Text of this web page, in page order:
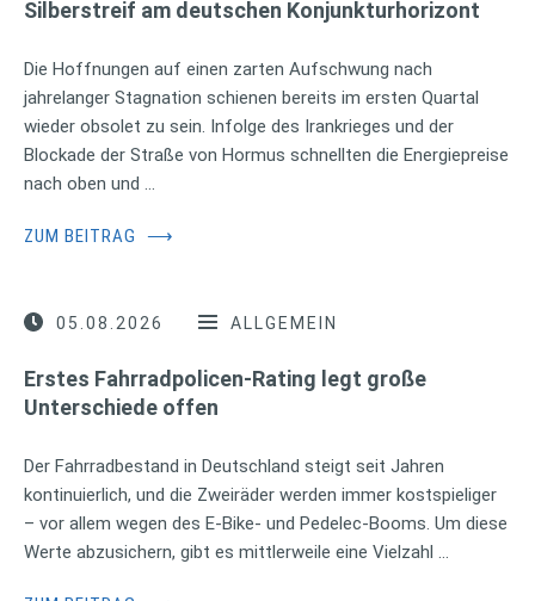
Silberstreif am deutschen Konjunkturhorizont
Die Hoffnungen auf einen zarten Aufschwung nach
jahrelanger Stagnation schienen bereits im ersten Quartal
wieder obsolet zu sein. Infolge des Irankrieges und der
Blockade der Straße von Hormus schnellten die Energiepreise
nach oben und …
ZUM BEITRAG ⟶
05.08.2026 ALLGEMEIN
Erstes Fahrradpolicen-Rating legt große
Unterschiede offen
Der Fahrradbestand in Deutschland steigt seit Jahren
kontinuierlich, und die Zweiräder werden immer kostspieliger
– vor allem wegen des E-Bike- und Pedelec-Booms. Um diese
Werte abzusichern, gibt es mittlerweile eine Vielzahl …